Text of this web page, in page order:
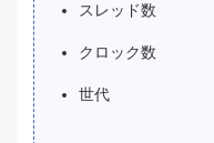
スレッド数
クロック数
世代